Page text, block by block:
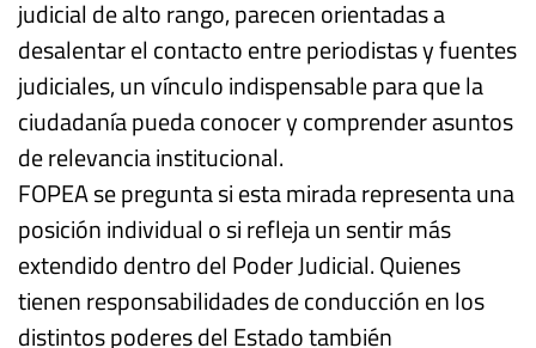
judicial de alto rango, parecen orientadas a
desalentar el contacto entre periodistas y fuentes
judiciales, un vínculo indispensable para que la
ciudadanía pueda conocer y comprender asuntos
de relevancia institucional.
FOPEA se pregunta si esta mirada representa una
posición individual o si refleja un sentir más
extendido dentro del Poder Judicial. Quienes
tienen responsabilidades de conducción en los
distintos poderes del Estado también